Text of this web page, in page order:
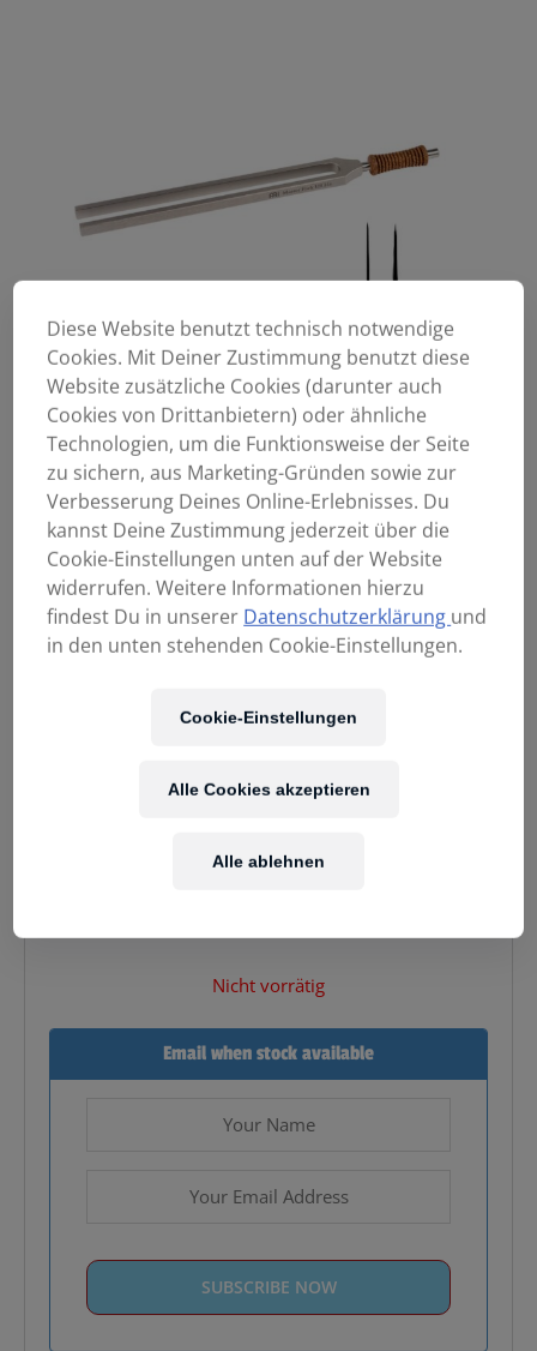
Nicht vorrätig
Email when stock available
Diese Website benutzt technisch notwendige
Cookies. Mit Deiner Zustimmung benutzt diese
Website zusätzliche Cookies (darunter auch
Cookies von Drittanbietern) oder ähnliche
Technologien, um die Funktionsweise der Seite
zu sichern, aus Marketing-Gründen sowie zur
Verbesserung Deines Online-Erlebnisses. Du
kannst Deine Zustimmung jederzeit über die
Cookie-Einstellungen unten auf der Website
widerrufen. Weitere Informationen hierzu
findest Du in unserer Datenschutzerklärung und
in den unten stehenden Cookie-Einstellungen.
Cookie-Einstellungen
Alle ablehnen
Alle Cookies akzeptieren